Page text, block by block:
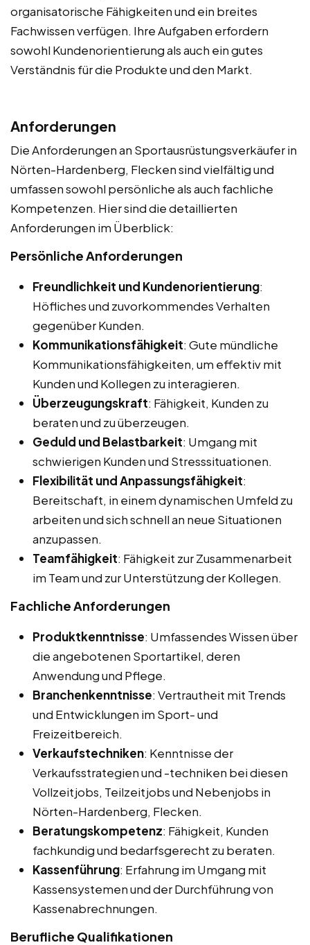
organisatorische Fähigkeiten und ein breites
Fachwissen verfügen. Ihre Aufgaben erfordern
sowohl Kundenorientierung als auch ein gutes
Verständnis für die Produkte und den Markt.
Anforderungen
Die Anforderungen an Sportausrüstungsverkäufer in
Nörten-Hardenberg, Flecken sind vielfältig und
umfassen sowohl persönliche als auch fachliche
Kompetenzen. Hier sind die detaillierten
Anforderungen im Überblick:
Persönliche Anforderungen
Freundlichkeit und Kundenorientierung:
Höfliches und zuvorkommendes Verhalten
gegenüber Kunden.
Kommunikationsfähigkeit: Gute mündliche
Kommunikationsfähigkeiten, um effektiv mit
Kunden und Kollegen zu interagieren.
Überzeugungskraft: Fähigkeit, Kunden zu
beraten und zu überzeugen.
Geduld und Belastbarkeit: Umgang mit
schwierigen Kunden und Stresssituationen.
Flexibilität und Anpassungsfähigkeit:
Bereitschaft, in einem dynamischen Umfeld zu
arbeiten und sich schnell an neue Situationen
anzupassen.
Teamfähigkeit: Fähigkeit zur Zusammenarbeit
im Team und zur Unterstützung der Kollegen.
Fachliche Anforderungen
Produktkenntnisse: Umfassendes Wissen über
die angebotenen Sportartikel, deren
Anwendung und Pflege.
Branchenkenntnisse: Vertrautheit mit Trends
und Entwicklungen im Sport- und
Freizeitbereich.
Verkaufstechniken: Kenntnisse der
Verkaufsstrategien und -techniken bei diesen
Vollzeitjobs, Teilzeitjobs und Nebenjobs in
Nörten-Hardenberg, Flecken.
Beratungskompetenz: Fähigkeit, Kunden
fachkundig und bedarfsgerecht zu beraten.
Kassenführung: Erfahrung im Umgang mit
Kassensystemen und der Durchführung von
Kassenabrechnungen.
Berufliche Qualifikationen